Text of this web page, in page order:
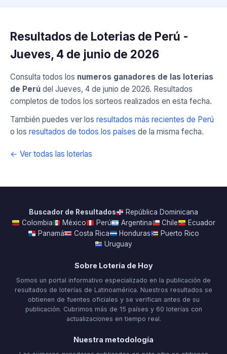
Resultados de Loterias de Perú -
Jueves, 4 de junio de 2026
Consulta todos los numeros ganadores de las loterias
de Perú del Jueves, 4 de junio de 2026. Resultados
completos de todos los sorteos realizados en esta fecha.
También puedes ver los resultados más recientes de Perú
o los resultados de todos los países de la misma fecha.
← Ver todas las loterías
Buscador de Resultados
República Dominicana
Colombia
México Perú Argentina Chile
Ecuador
Panamá
Costa Rica Honduras
Puerto Rico
Uruguay
Sobre Lotería de Hoy
Somos un portal informativo especializado en la publicación de
resultados de loterías de Latinoamérica. Nuestros resultados se
obtienen de fuentes oficiales y se verifican antes de su
publicación. Cubrimos más de 15 países y 60 loterías con
actualizaciones en tiempo real.
Nuestra metodología